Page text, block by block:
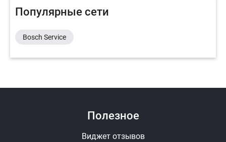
Популярные сети
Bosch Service
Полезное
Виджет отзывов